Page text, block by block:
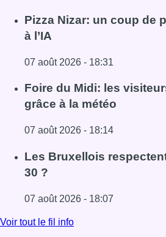
Pizza Nizar: un coup de
à l’IA
07 août 2026 - 18:31
Lire l'article Pizza Nizar: un
Foire du Midi: les
grâce à la météo
07 août 2026 - 18:14
Lire l'article Foire du Midi: les
Les Bruxellois
30 ?
07 août 2026 - 18:07
Lire l'article Les Bruxellois
Voir tout le fil info